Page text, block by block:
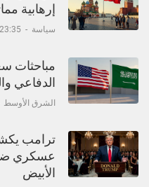
إرهابية
سياسة -
23:35 05-08-2026
مباحثات
الدفاعي
الشرق الأوسط
ترامب
عسكري
الأبيض